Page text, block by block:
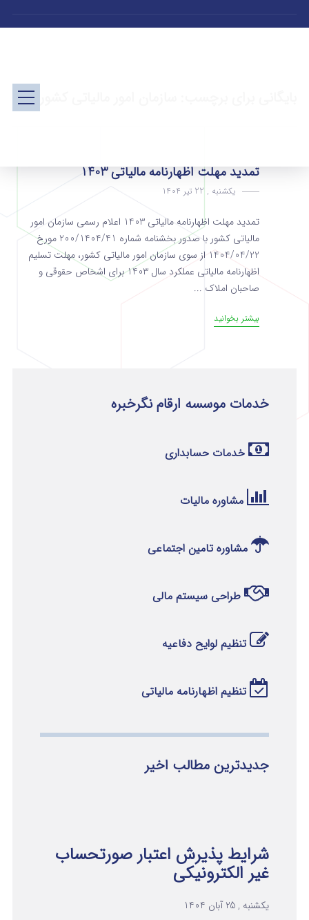
تمدید مهلت اظهارنامه مالیاتی 1403
یکشنبه , 22 تیر 1404
تمدید مهلت اظهارنامه مالیاتی 1403 اعلام رسمی سازمان امور
مالیاتی کشور با صدور بخشنامه شماره 200/1404/41 مورخ
1404/04/22 از سوی سازمان امور مالیاتی کشور، مهلت تسلیم
اظهارنامه مالیاتی عملکرد سال 1403 برای اشخاص حقوقی و
صاحبان املاک ...
بیشتر بخوانید
خدمات موسسه ارقام نگرخبره
خدمات حسابداری
مشاوره مالیات
مشاوره تامین اجتماعی
طراحی سیستم مالی
تنظیم لوایح دفاعیه
تنظیم اظهارنامه مالیاتی
جدیدترین مطالب اخیر
شرایط پذیرش اعتبار صورتحساب
غیر الکترونیکی
یکشنبه , 25 آبان 1404